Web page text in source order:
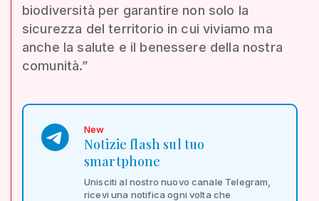
biodiversità per garantire non solo la
sicurezza del territorio in cui viviamo ma
anche la salute e il benessere della nostra
comunità.”
New
Notizie flash sul tuo
smartphone
Unisciti al nostro nuovo canale Telegram,
ricevi una notifica ogni volta che